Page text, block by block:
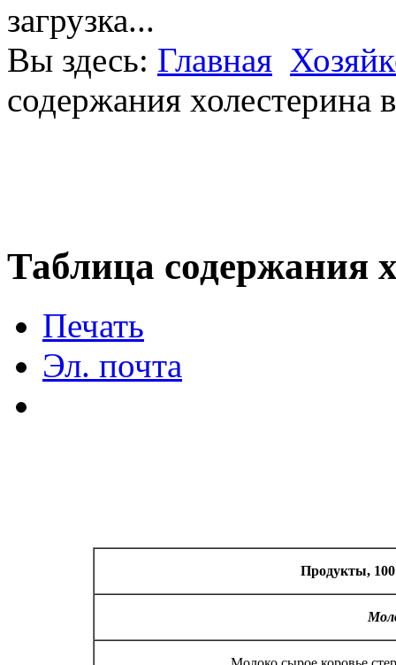
загрузка...
Вы здесь: Главная
содержания холестерина
Таблица содержания
Печать
Эл. почта
Продукты, 100